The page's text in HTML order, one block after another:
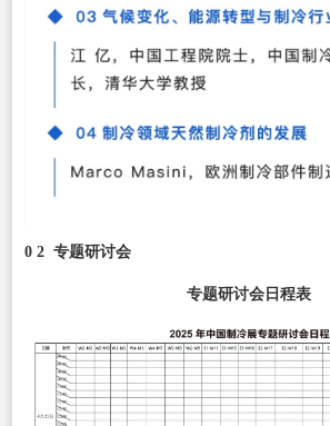
0 2 专题研讨会
专题研讨会日程表